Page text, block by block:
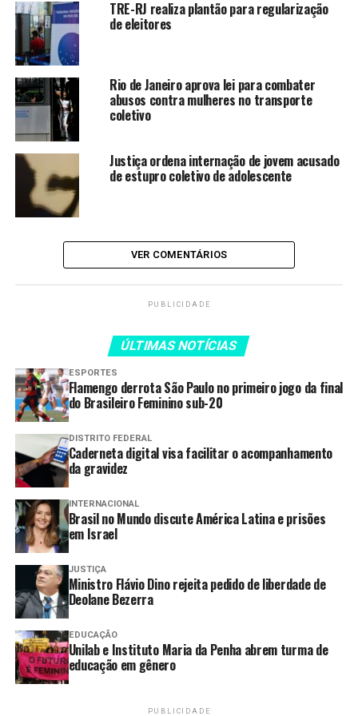
Bezerra
Operação da PF desarticula
TRE-RJ realiza plantão para
regularização de eleitores
jovem acusado de estupro
coletivo de adolescente
universidades
PRÓXIMO
Moraes agenda depoimento de Eduardo Bolsonaro em
processo no STF
ANTERIOR
Justiça revoga licença para instalação de tirolesa no
Pão de Açúcar
TRE-RJ realiza plantão para regularização
de eleitores
Rio de Janeiro aprova lei para combater
abusos contra mulheres no transporte
coletivo
Justiça ordena internação de jovem acusado
de estupro coletivo de adolescente
VER COMENTÁRIOS
PUBLICIDADE
ÚLTIMAS NOTÍCIAS
ESPORTES
Flamengo derrota São Paulo no primeiro jogo da final
do Brasileiro Feminino sub-20
DISTRITO FEDERAL
Caderneta digital visa facilitar o acompanhamento
da gravidez
INTERNACIONAL
Brasil no Mundo discute América Latina e prisões
em Israel
JUSTIÇA
Ministro Flávio Dino rejeita pedido de liberdade de
Deolane Bezerra
EDUCAÇÃO
Unilab e Instituto Maria da Penha abrem turma de
educação em gênero
PUBLICIDADE